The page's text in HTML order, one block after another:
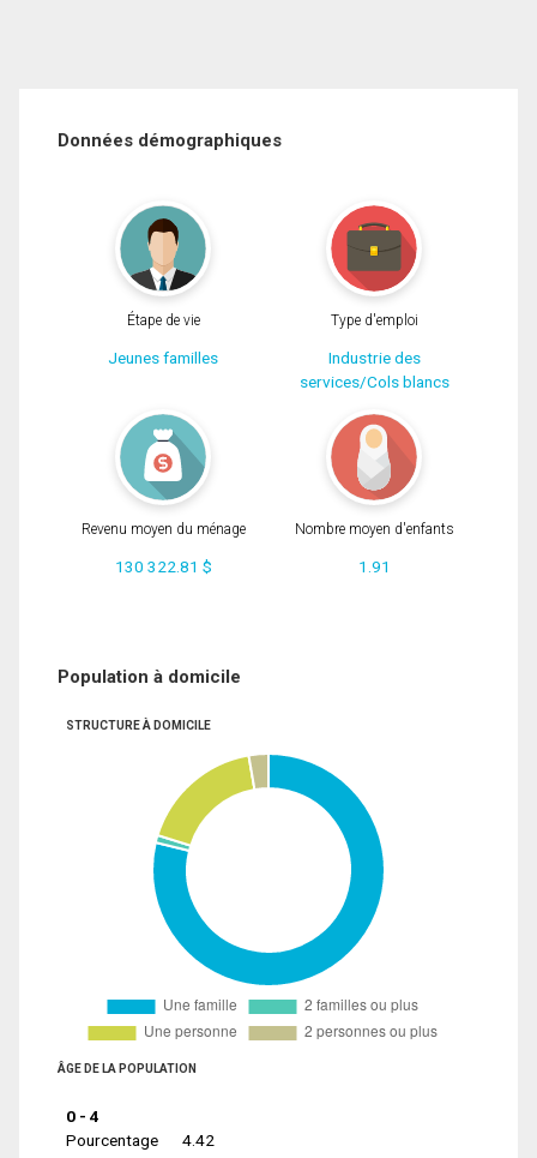
Données démographiques
Étape de vie
Jeunes familles
Type d'emploi
Industrie des
services/Cols blancs
Revenu moyen du ménage
130 322.81 $
Nombre moyen d'enfants
1.91
Population à domicile
STRUCTURE À DOMICILE
ÂGE DE LA POPULATION
0 - 4
Pourcentage
4.42